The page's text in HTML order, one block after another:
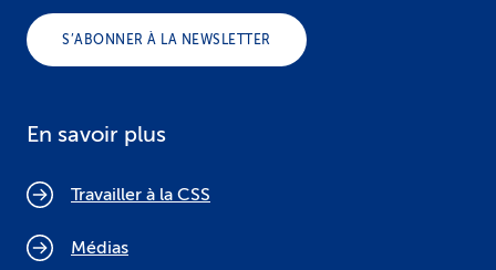
S’ABONNER À LA NEWSLETTER
En savoir plus
Travailler à la CSS
Médias